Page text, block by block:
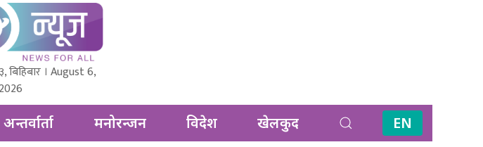
बिहिबार । August 6,
2026
अन्तर्वार्ता मनोरन्जन विदेश खेलकुद EN